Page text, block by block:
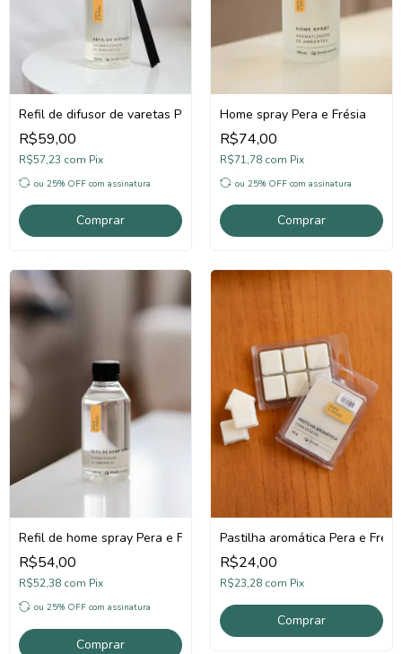
Refil de difusor de varetas Pera e Frésia
R$59,00
R$57,23 com Pix
ou 25% OFFcom assinatura
Comprar
Home spray Pera e Frésia
R$74,00
R$71,78 com Pix
ou 25% OFFcom assinatura
Comprar
Refil de home spray Pera e Frésia
R$54,00
R$52,38 com Pix
ou 25% OFFcom assinatura
Comprar
Pastilha aromática Pera e
R$24,00
R$23,28 com Pix